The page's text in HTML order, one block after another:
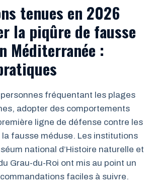
tenues en 2026
la piqûre de fausse
Méditerranée :
fréquentant les plages
adopter des comportements
ligne de défense contre les
la fausse méduse. Les institutions
national d’Histoire naturelle et
Grau-du-Roi ont mis au point un
faciles à suivre.